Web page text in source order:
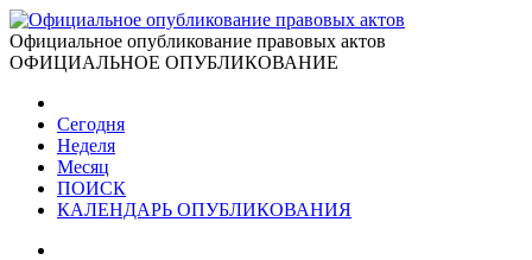
Официальное опубликование правовых актов
ОФИЦИАЛЬНОЕ ОПУБЛИКОВАНИЕ
Сегодня
Неделя
Месяц
ПОИСК
КАЛЕНДАРЬ ОПУБЛИКОВАНИЯ